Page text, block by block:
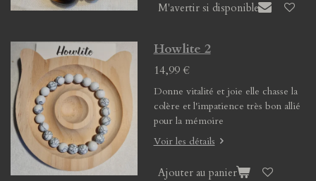
M'avertir si disponible
Howlite 2
14,99 €
Donne vitalité et joie elle chasse la
colère et l'impatience très bon allié
pour la mémoire
Voir les détails
Ajouter au panier